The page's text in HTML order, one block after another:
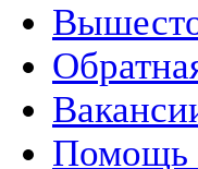
Помощь